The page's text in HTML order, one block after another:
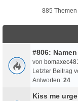
885 Themen
#806:
von
Letzter Beitrag
Antworten: 24
Kiss me